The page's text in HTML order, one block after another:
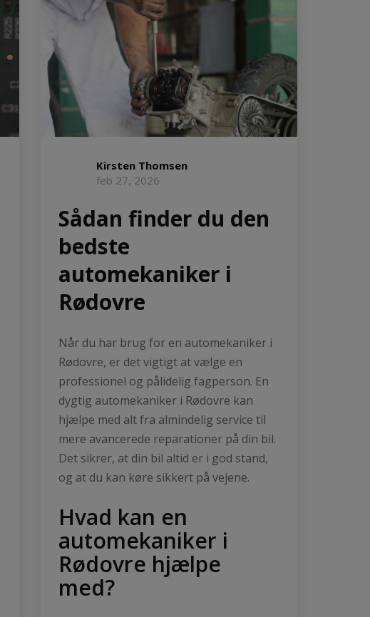
Kirsten Thomsen
feb 27, 2026
Sådan finder du den
bedste
automekaniker i
Rødovre
Når du har brug for en automekaniker i
Rødovre, er det vigtigt at vælge en
professionel og pålidelig fagperson. En
dygtig automekaniker i Rødovre kan
hjælpe med alt fra almindelig service til
mere avancerede reparationer på din bil.
Det sikrer, at din bil altid er i god stand,
og at du kan køre sikkert på vejene.
Hvad kan en
automekaniker i
Rødovre hjælpe
med?